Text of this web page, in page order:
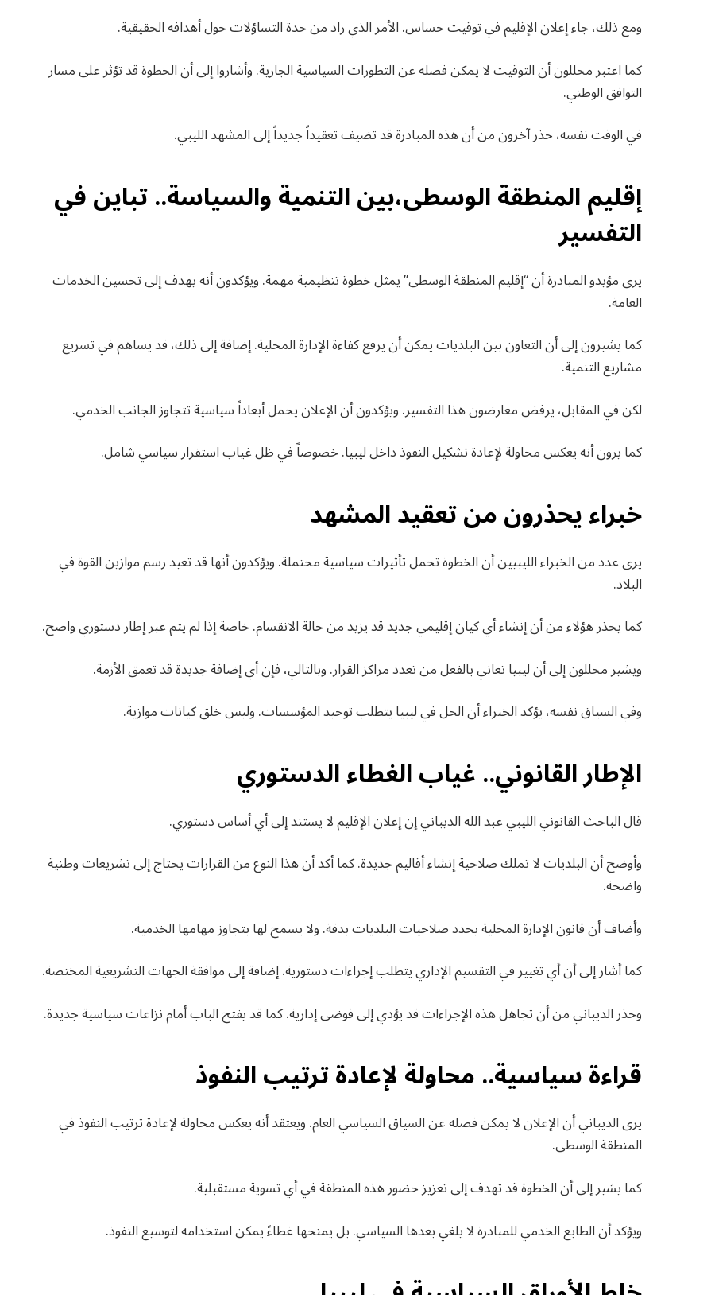
ومع ذلك، جاء إعلان الإقليم في توقيت حساس. الأمر الذي زاد من حدة التساؤلات حول أهدافه الحقيقية.
كما اعتبر محللون أن التوقيت لا يمكن فصله عن التطورات السياسية الجارية. وأشاروا إلى أن الخطوة قد تؤثر على مسار
التوافق الوطني.
في الوقت نفسه، حذر آخرون من أن هذه المبادرة قد تضيف تعقيداً جديداً إلى المشهد الليبي.
إقليم المنطقة الوسطى،بين التنمية والسياسة.. تباين في
التفسير
يرى مؤيدو المبادرة أن “إقليم المنطقة الوسطى” يمثل خطوة تنظيمية مهمة. ويؤكدون أنه يهدف إلى تحسين الخدمات
العامة.
كما يشيرون إلى أن التعاون بين البلديات يمكن أن يرفع كفاءة الإدارة المحلية. إضافة إلى ذلك، قد يساهم في تسريع
مشاريع التنمية.
لكن في المقابل، يرفض معارضون هذا التفسير. ويؤكدون أن الإعلان يحمل أبعاداً سياسية تتجاوز الجانب الخدمي.
كما يرون أنه يعكس محاولة لإعادة تشكيل النفوذ داخل ليبيا. خصوصاً في ظل غياب استقرار سياسي شامل.
خبراء يحذرون من تعقيد المشهد
يرى عدد من الخبراء الليبيين أن الخطوة تحمل تأثيرات سياسية محتملة. ويؤكدون أنها قد تعيد رسم موازين القوة في
البلاد.
كما يحذر هؤلاء من أن إنشاء أي كيان إقليمي جديد قد يزيد من حالة الانقسام. خاصة إذا لم يتم عبر إطار دستوري واضح.
ويشير محللون إلى أن ليبيا تعاني بالفعل من تعدد مراكز القرار. وبالتالي، فإن أي إضافة جديدة قد تعمق الأزمة.
وفي السياق نفسه، يؤكد الخبراء أن الحل في ليبيا يتطلب توحيد المؤسسات. وليس خلق كيانات موازية.
الإطار القانوني.. غياب الغطاء الدستوري
قال الباحث القانوني الليبي عبد الله الديباني إن إعلان الإقليم لا يستند إلى أي أساس دستوري.
وأوضح أن البلديات لا تملك صلاحية إنشاء أقاليم جديدة. كما أكد أن هذا النوع من القرارات يحتاج إلى تشريعات وطنية
واضحة.
وأضاف أن قانون الإدارة المحلية يحدد صلاحيات البلديات بدقة. ولا يسمح لها بتجاوز مهامها الخدمية.
كما أشار إلى أن أي تغيير في التقسيم الإداري يتطلب إجراءات دستورية. إضافة إلى موافقة الجهات التشريعية المختصة.
وحذر الديباني من أن تجاهل هذه الإجراءات قد يؤدي إلى فوضى إدارية. كما قد يفتح الباب أمام نزاعات سياسية جديدة.
قراءة سياسية.. محاولة لإعادة ترتيب النفوذ
يرى الديباني أن الإعلان لا يمكن فصله عن السياق السياسي العام. ويعتقد أنه يعكس محاولة لإعادة ترتيب النفوذ في
المنطقة الوسطى.
كما يشير إلى أن الخطوة قد تهدف إلى تعزيز حضور هذه المنطقة في أي تسوية مستقبلية.
ويؤكد أن الطابع الخدمي للمبادرة لا يلغي بعدها السياسي. بل يمنحها غطاءً يمكن استخدامه لتوسيع النفوذ.